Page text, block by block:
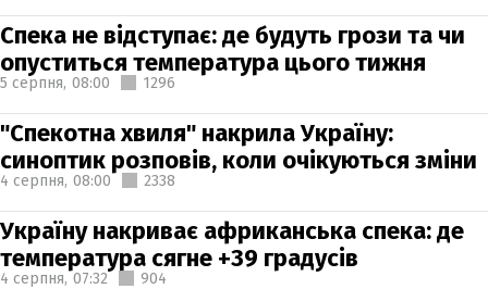
Спека не відступає: де будуть грози та чи
опуститься температура цього тижня
5 серпня, 08:00 1296
"Спекотна хвиля" накрила Україну:
синоптик розповів, коли очікуються зміни
4 серпня, 08:00 2338
Україну накриває африканська спека: де
температура сягне +39 градусів
4 серпня, 07:32 904